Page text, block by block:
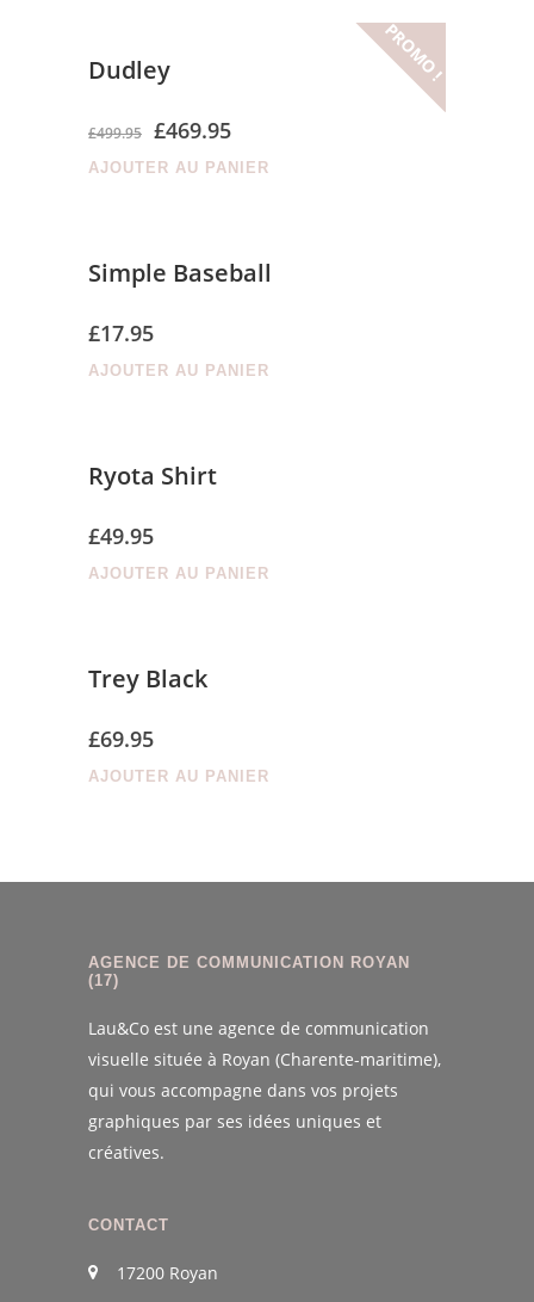
PROMO !
Dudley
£499.95 £469.95
AJOUTER AU PANIER
Simple Baseball
£17.95
AJOUTER AU PANIER
Ryota Shirt
£49.95
AJOUTER AU PANIER
Trey Black
£69.95
AJOUTER AU PANIER
AGENCE DE COMMUNICATION ROYAN
(17)
Lau&Co est une agence de communication
visuelle située à Royan (Charente-maritime),
qui vous accompagne dans vos projets
graphiques par ses idées uniques et
créatives.
CONTACT
17200 Royan